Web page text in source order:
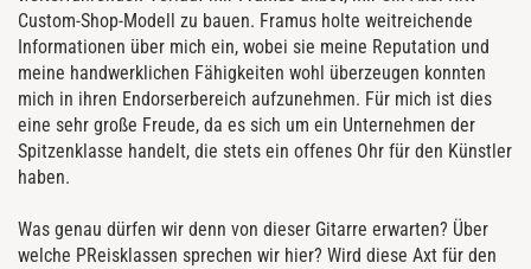
Custom-Shop-Modell zu bauen. Framus holte weitreichende
Informationen über mich ein, wobei sie meine Reputation und
meine handwerklichen Fähigkeiten wohl überzeugen konnten
mich in ihren Endorserbereich aufzunehmen. Für mich ist dies
eine sehr große Freude, da es sich um ein Unternehmen der
Spitzenklasse handelt, die stets ein offenes Ohr für den Künstler
haben.
Was genau dürfen wir denn von dieser Gitarre erwarten? Über
welche PReisklassen sprechen wir hier? Wird diese Axt für den